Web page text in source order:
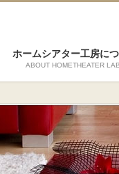
ホームシアター工房に
ABOUT HOMETHEATER